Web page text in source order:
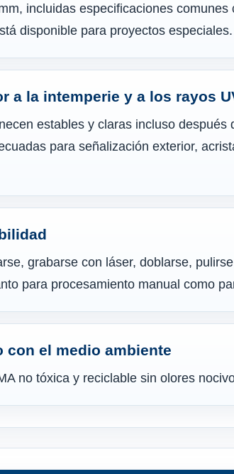
incluidas especificaciones
disponible para proyectos especiales.
a la intemperie y a los rayos
estables y claras incluso
para señalización exterior,
grabarse con láser, doblarse,
para procesamiento manual como
con el medio ambiente
no tóxica y reciclable sin olores